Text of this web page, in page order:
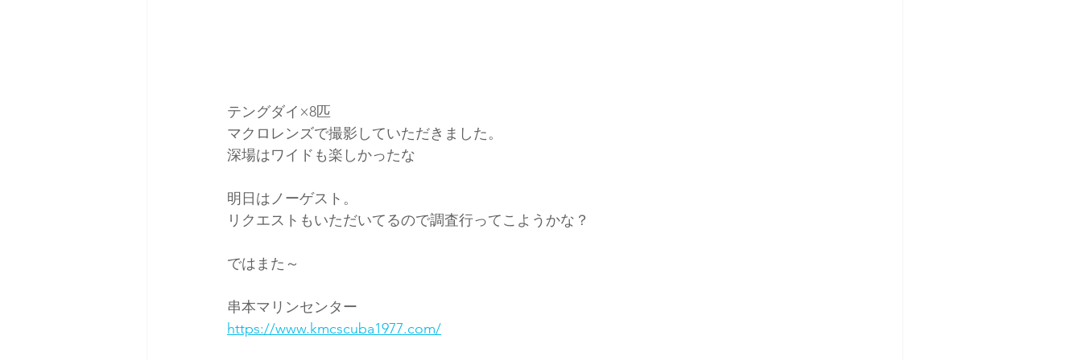
テングダイ×8匹
マクロレンズで撮影していただきました。
深場はワイドも楽しかったな
明日はノーゲスト。
リクエストもいただいてるので調査行ってこようかな？
ではまた～
串本マリンセンター
https://www.kmcscuba1977.com/